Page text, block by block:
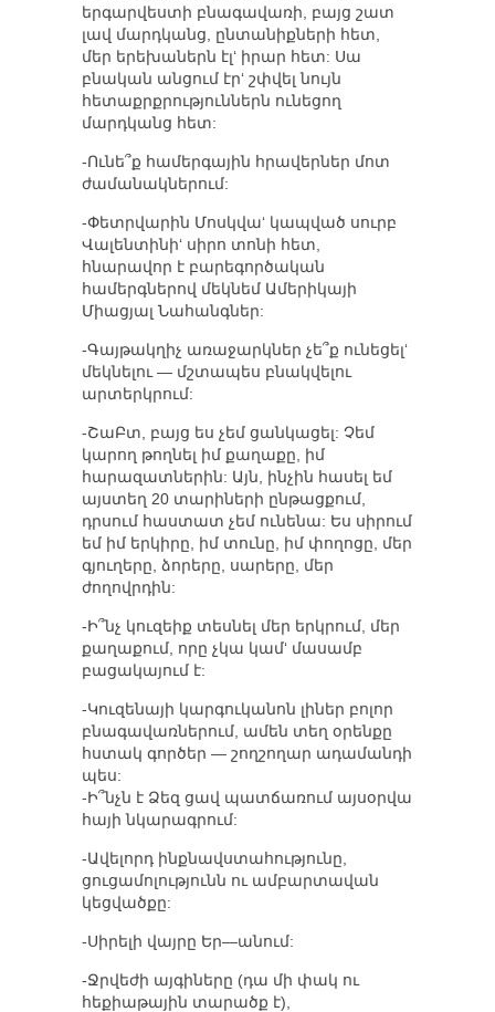
երգարվեստի բնագավառի, բայց շատ
լավ մարդկանց, ընտանիքների հետ,
մեր երեխաներն էլ‘ իրար հետ: Սա
բնական անցում էր‘ շփվել նույն
հետաքրքրություններն ունեցող
մարդկանց հետ:
-Ունե՞ք համերգային հրավերներ մոտ
ժամանակներում:
-Փետրվարին Մոսկվա‘ կապված սուրբ
Վալենտինի‘ սիրո տոնի հետ,
հնարավոր է բարեգործական
համերգներով մեկնեմ Ամերիկայի
Միացյալ Նահանգներ:
-Գայթակղիչ առաջարկներ չե՞ք ունեցել‘
մեկնելու — մշտապես բնակվելու
արտերկրում:
-ՇաԲտ, բայց ես չեմ ցանկացել: Չեմ
կարող թողնել իմ քաղաքը, իմ
հարազատներին: Այն, ինչին հասել եմ
այստեղ 20 տարիների ընթացքում,
դրսում հաստատ չեմ ունենա: Ես սիրում
եմ իմ երկիրը, իմ տունը, իմ փողոցը, մեր
գյուղերը, ձորերը, սարերը, մեր
ժողովրդին:
-Ի՞նչ կուզեիք տեսնել մեր երկրում, մեր
քաղաքում, որը չկա կամ‘ մասամբ
բացակայում է:
-Կուզենայի կարգուկանոն լիներ բոլոր
բնագավառներում, ամեն տեղ օրենքը
հստակ գործեր — շողշողար ադամանդի
պես:
-Ի՞նչն է Ձեզ ցավ պատճառում այսօրվա
հայի նկարագրում:
-Ավելորդ ինքնավստահությունը,
ցուցամոլությունն ու ամբարտավան
կեցվածքը:
-Սիրելի վայրը Եր—անում:
-Ջրվեժի այգիները (դա մի փակ ու
հեքիաթային տարածք է),